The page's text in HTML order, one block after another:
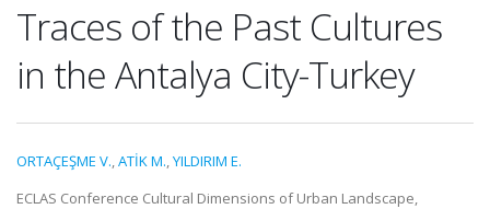
Traces of the Past Cultures
in the Antalya City-Turkey
ORTAÇEŞME V.,ATİK M.,YILDIRIM E.
ECLAS Conference Cultural Dimensions of Urban Landscape,